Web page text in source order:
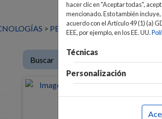
> PERIFÉRICOS>ALTAVOCES>
hacer clic en "Aceptar todas",
mencionado. Esto también
acuerdo con el Artículo 49 (1) (a)
EEE, por ejemplo, en los EE. UU.
Técnicas
Personalización